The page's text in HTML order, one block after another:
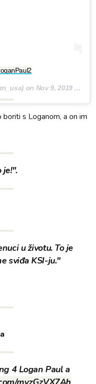
on Nov 9, 2019 at 9:57pm PST
s Loganom, a on im
je!".
u životu. To je
sviđa KSI-ju."
4 Logan Paul a